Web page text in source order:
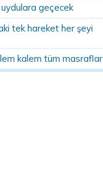
geçecek
tek hareket her şeyi
kalem tüm masraflar